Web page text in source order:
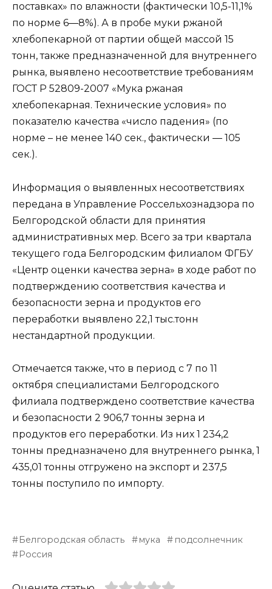
поставках» по влажности (фактически 10,5-11,1%
по норме 6―8%). А в пробе муки ржаной
хлебопекарной от партии общей массой 15
тонн, также предназначенной для внутреннего
рынка, выявлено несоответствие требованиям
ГОСТ Р 52809-2007 «Мука ржаная
хлебопекарная. Технические условия» по
показателю качества «число падения» (по
норме – не менее 140 сек., фактически ― 105
сек.).
Информация о выявленных несоответствиях
передана в Управление Россельхознадзора по
Белгородской области для принятия
административных мер. Всего за три квартала
текущего года Белгородским филиалом ФГБУ
«Центр оценки качества зерна» в ходе работ по
подтверждению соответствия качества и
безопасности зерна и продуктов его
переработки выявлено 22,1 тыс.тонн
нестандартной продукции.
Отмечается также, что в период с 7 по 11
октября специалистами Белгородского
филиала подтверждено соответствие качества
и безопасности 2 906,7 тонны зерна и
продуктов его переработки. Из них 1 234,2
тонны предназначено для внутреннего рынка, 1
435,01 тонны отгружено на экспорт и 237,5
тонны поступило по импорту.
Белгородская область мука
подсолнечник
Россия